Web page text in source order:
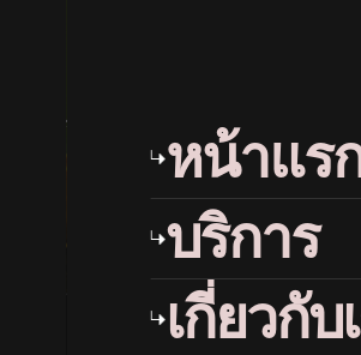
หน้าแร
บริการ
เกี่ยวกับ